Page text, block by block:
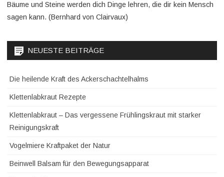
Bäume und Steine werden dich Dinge lehren, die dir kein Mensch
sagen kann. (Bernhard von Clairvaux)
NEUESTE BEITRÄGE
Die heilende Kraft des Ackerschachtelhalms
Klettenlabkraut Rezepte
Klettenlabkraut – Das vergessene Frühlingskraut mit starker
Reinigungskraft
Vogelmiere Kraftpaket der Natur
Beinwell Balsam für den Bewegungsapparat